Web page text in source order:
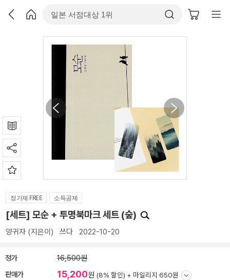
정가제 FREE 소득공제
[세트] 모순 + 투명북마크 세트 (숲)
양귀자 (지은이) 쓰다 2022-10-20
정가 16,500원
판매가 15,200원 (8% 할인) + 마일리지 650원